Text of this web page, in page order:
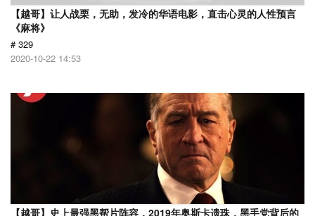
【越哥】让人战栗，无助，发冷的华语电影，直击心灵的人性预言
《麻将》
# 329
2020-10-22 14:53
【越哥】史上最强黑帮片阵容，2019年奥斯卡遗珠，黑手党背后的